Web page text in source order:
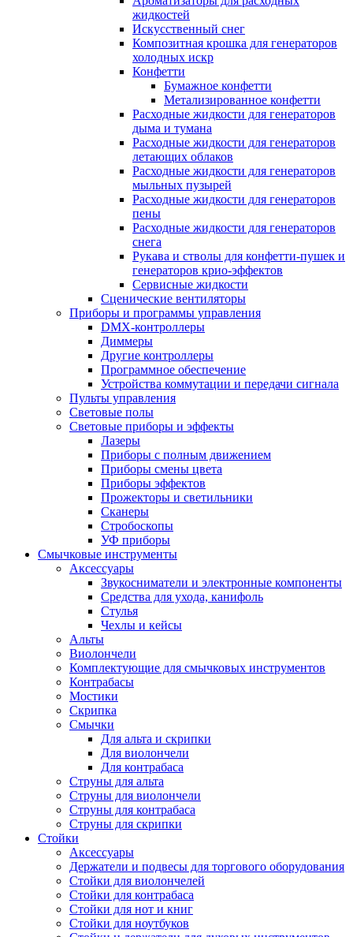
жидкостей
Искусственный снег
Композитная крошка для генераторов
холодных искр
Конфетти
Бумажное конфетти
Метализированное конфетти
Расходные жидкости для генераторов
дыма и тумана
Расходные жидкости для генераторов
летающих облаков
Расходные жидкости для генераторов
мыльных пузырей
Расходные жидкости для генераторов
пены
Расходные жидкости для генераторов
снега
Рукава и стволы для конфетти-пушек и
генераторов крио-эффектов
Сервисные жидкости
Сценические вентиляторы
Приборы и программы управления
DMX-контроллеры
Диммеры
Другие контроллеры
Программное обеспечение
Устройства коммутации и передачи сигнала
Пульты управления
Световые полы
Световые приборы и эффекты
Лазеры
Приборы с полным движением
Приборы смены цвета
Приборы эффектов
Прожекторы и светильники
Сканеры
Стробоскопы
УФ приборы
Смычковые инструменты
Аксессуары
Звукосниматели и электронные компоненты
Средства для ухода, канифоль
Стулья
Чехлы и кейсы
Альты
Виолончели
Комплектующие для смычковых инструментов
Контрабасы
Мостики
Скрипка
Смычки
Для альта и скрипки
Для виолончели
Для контрабаса
Струны для альта
Струны для виолончели
Струны для контрабаса
Струны для скрипки
Стойки
Аксессуары
Держатели и подвесы для торгового оборудования
Стойки для виолончелей
Стойки для контрабаса
Стойки для нот и книг
Стойки для ноутбуков